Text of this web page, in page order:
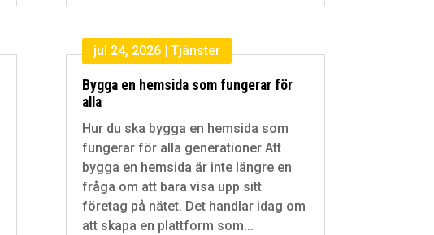
Bygga en hemsida som fungerar för
alla
jul 24, 2026| Tjänster
Hur du ska bygga en hemsida som
fungerar för alla generationer Att
bygga en hemsida är inte längre en
fråga om att bara visa upp sitt
företag på nätet. Det handlar idag om
att skapa en plattform som...